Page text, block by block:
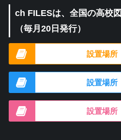
ch FILESは、全国の高校
（毎月20日発行）
設置場所
設置場所
設置場所